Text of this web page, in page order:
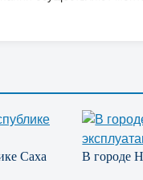
Саха
В городе